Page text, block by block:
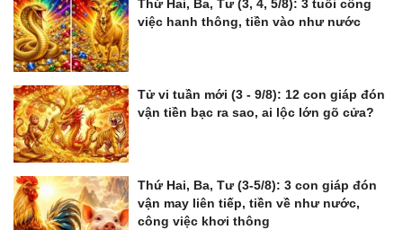
Thứ Hai, Ba, Tư (3, 4, 5/8): 3 tuổi công
việc hanh thông, tiền vào như nước
Tử vi tuần mới (3 - 9/8): 12 con giáp đón
vận tiền bạc ra sao, ai lộc lớn gõ cửa?
Thứ Hai, Ba, Tư (3-5/8): 3 con giáp đón
vận may liên tiếp, tiền về như nước,
công việc khơi thông